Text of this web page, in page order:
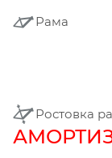
Рама
Ростовка